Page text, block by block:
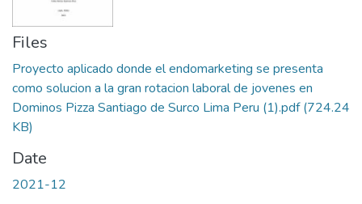
Files
Proyecto aplicado donde el endomarketing se presenta
como solucion a la gran rotacion laboral de jovenes en
Dominos Pizza Santiago de Surco Lima Peru (1).pdf(724.24
KB)
Date
2021-12